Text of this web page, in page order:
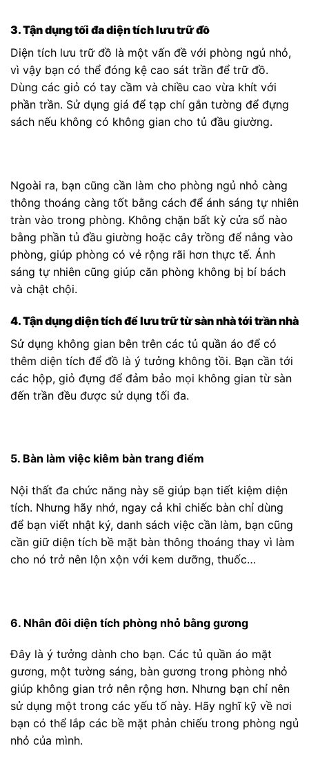
3. Tận dụng tối đa diện tích lưu trữ đồ
Diện tích lưu trữ đồ là một vấn đề với phòng ngủ nhỏ,
vì vậy bạn có thể đóng kệ cao sát trần để trữ đồ.
Dùng các giỏ có tay cầm và chiều cao vừa khít với
phần trần. Sử dụng giá để tạp chí gắn tường để đựng
sách nếu không có không gian cho tủ đầu giường.
Ngoài ra, bạn cũng cần làm cho phòng ngủ nhỏ càng
thông thoáng càng tốt bằng cách để ánh sáng tự nhiên
tràn vào trong phòng. Không chặn bất kỳ cửa sổ nào
bằng phần tủ đầu giường hoặc cây trồng để nắng vào
phòng, giúp phòng có vẻ rộng rãi hơn thực tế. Ánh
sáng tự nhiên cũng giúp căn phòng không bị bí bách
và chật chội.
4. Tận dụng diện tích để lưu trữ từ sàn nhà tới trần nhà
Sử dụng không gian bên trên các tủ quần áo để có
thêm diện tích để đồ là ý tưởng không tồi. Bạn cần tới
các hộp, giỏ đựng để đảm bảo mọi không gian từ sàn
đến trần đều được sử dụng tối đa.
5. Bàn làm việc kiêm bàn trang điểm
Nội thất đa chức năng này sẽ giúp bạn tiết kiệm diện
tích. Nhưng hãy nhớ, ngay cả khi chiếc bàn chỉ dùng
để bạn viết nhật ký, danh sách việc cần làm, bạn cũng
cần giữ diện tích bề mặt bàn thông thoáng thay vì làm
cho nó trở nên lộn xộn với kem dưỡng, thuốc…
6. Nhân đôi diện tích phòng nhỏ bằng gương
Đây là ý tưởng dành cho bạn. Các tủ quần áo mặt
gương, một tường sáng, bàn gương trong phòng nhỏ
giúp không gian trở nên rộng hơn. Nhưng bạn chỉ nên
sử dụng một trong các yếu tố này. Hãy nghĩ kỹ về nơi
bạn có thể lắp các bề mặt phản chiếu trong phòng ngủ
nhỏ của mình.